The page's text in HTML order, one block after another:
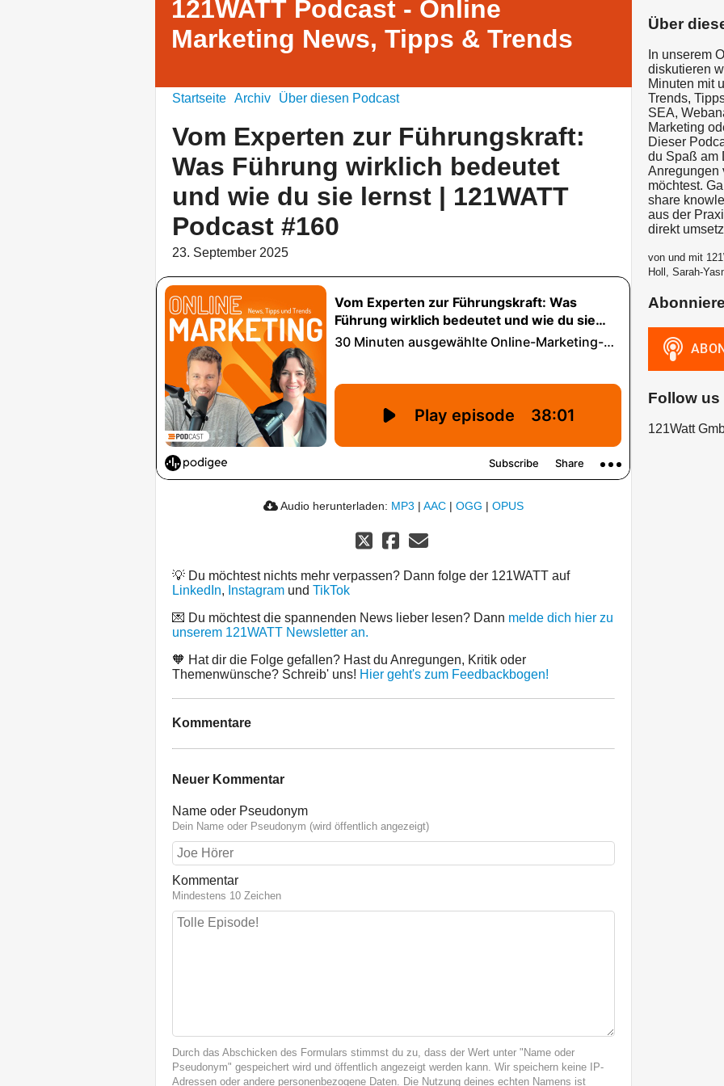
121WATT Podcast - Online
Marketing News, Tipps & Trends
Startseite Archiv Über diesen Podcast
Vom Experten zur Führungskraft:
Was Führung wirklich bedeutet
und wie du sie lernst | 121WATT
Podcast #160
23. September 2025
Audio herunterladen: MP3 | AAC | OGG | OPUS
💡 Du möchtest nichts mehr verpassen? Dann folge der 121WATT auf
LinkedIn, Instagram und TikTok
💌 Du möchtest die spannenden News lieber lesen? Dann melde dich hier zu
unserem 121WATT Newsletter an.
🧡 Hat dir die Folge gefallen? Hast du Anregungen, Kritik oder
Themenwünsche? Schreib' uns! Hier geht's zum Feedbackbogen!
Kommentare
Neuer Kommentar
Name oder Pseudonym
Dein Name oder Pseudonym (wird öffentlich angezeigt)
Kommentar
Mindestens 10 Zeichen
Durch das Abschicken des Formulars stimmst du zu, dass der Wert unter "Name oder
Pseudonym" gespeichert wird und öffentlich angezeigt werden kann. Wir speichern keine IP-
Adressen oder andere personenbezogene Daten. Die Nutzung deines echten Namens ist
Über
In unserem
diskutieren
Minuten mit
Trends,
SEA,
Marketing
Dieser
du Spaß am
Anregungen
möchtest.
share
aus der
direkt
von und mit
Holl, Sarah-
Follow us
121Watt